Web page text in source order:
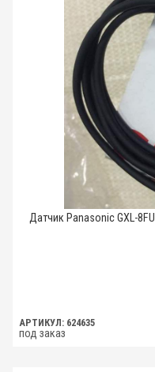
Датчик Panasonic GXL-8FU
АРТИКУЛ: 624635
под заказ